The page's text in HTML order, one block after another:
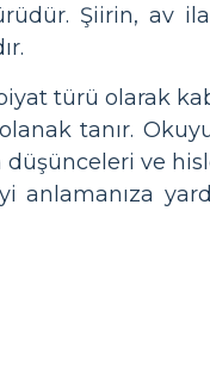
Şiirin, av
türü olarak
tanır.
ve
anlamanıza